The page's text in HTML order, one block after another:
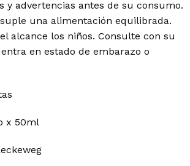
y advertencias antes de su consumo.
una alimentación equilibrada.
alcance los niños. Consulte con su
en estado de embarazo o
x 50ml